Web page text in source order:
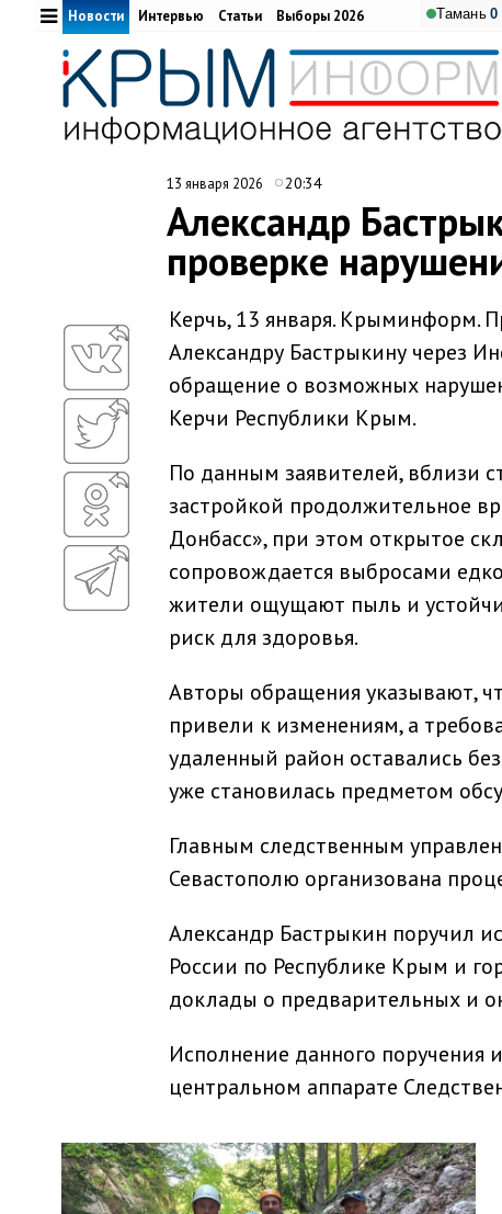
Тамань 0
Новости Интервью Статьи Выборы 2026
13 января 2026 20:34
Александр
проверке
Керчь, 13 января. Крыминформ.
Александру Бастрыкину через
обращение о возможных
Керчи Республики Крым.
По данным заявителей, вблизи
застройкой продолжительное
Донбасс», при этом открытое
сопровождается выбросами
жители ощущают пыль и
риск для здоровья.
Авторы обращения указывают,
привели к изменениям, а
удаленный район оставались
уже становилась предметом
Главным следственным
Севастополю организована
Александр Бастрыкин поручил
России по Республике Крым и
доклады о предварительных и
Исполнение данного
центральном аппарате